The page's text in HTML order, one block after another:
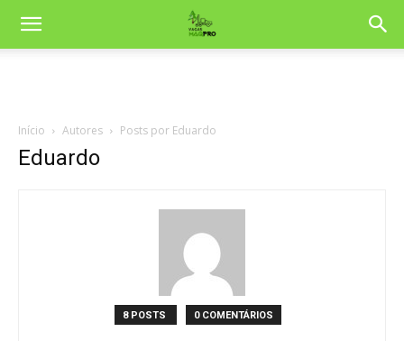
Início Autores Posts por Eduardo
Eduardo
8 POSTS 0 COMENTÁRIOS